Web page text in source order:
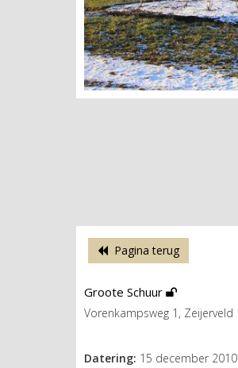
Pagina terug
Groote Schuur
Vorenkampsweg 1, Zeijerveld
Datering: 15 december 2010